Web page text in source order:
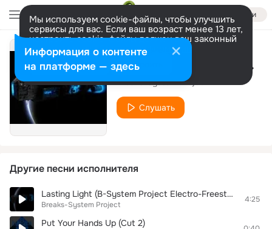
Войти
Мы используем cookie-файлы, чтобы улучшить
сервисы для вас. Если ваш возраст менее 13 лет,
настроить cookie-файлы должен ваш законный
представитель. Больше информации
Разрешить все Настроить Полчаса (B-System Project Freestyle-Breaks Music Mix)
Breaks-System Project
Слушать
Другие песни исполнителя
Lasting Light (B-System Project Electro-Freestyle Music Mix)
Breaks-System Project
4:25
Put Your Hands Up (Cut 2)
Информация о контенте
на платформе — здесь